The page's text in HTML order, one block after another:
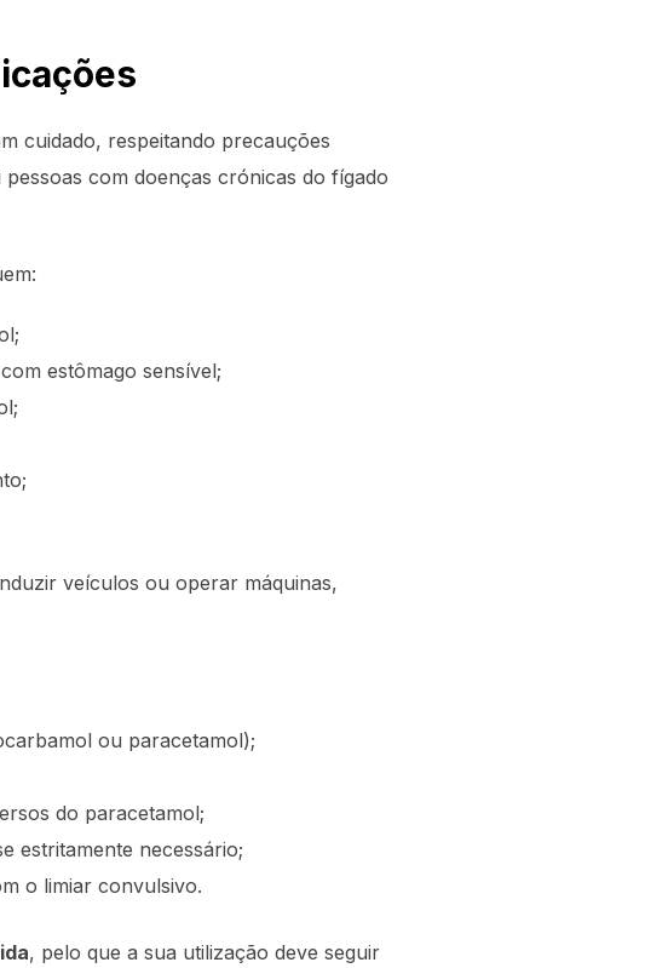
cuidado, respeitando precauções
com doenças crónicas do fígado
estômago sensível;
veículos ou operar máquinas,
ou paracetamol);
do paracetamol;
estritamente necessário;
o limiar convulsivo.
, pelo que a sua utilização deve seguir